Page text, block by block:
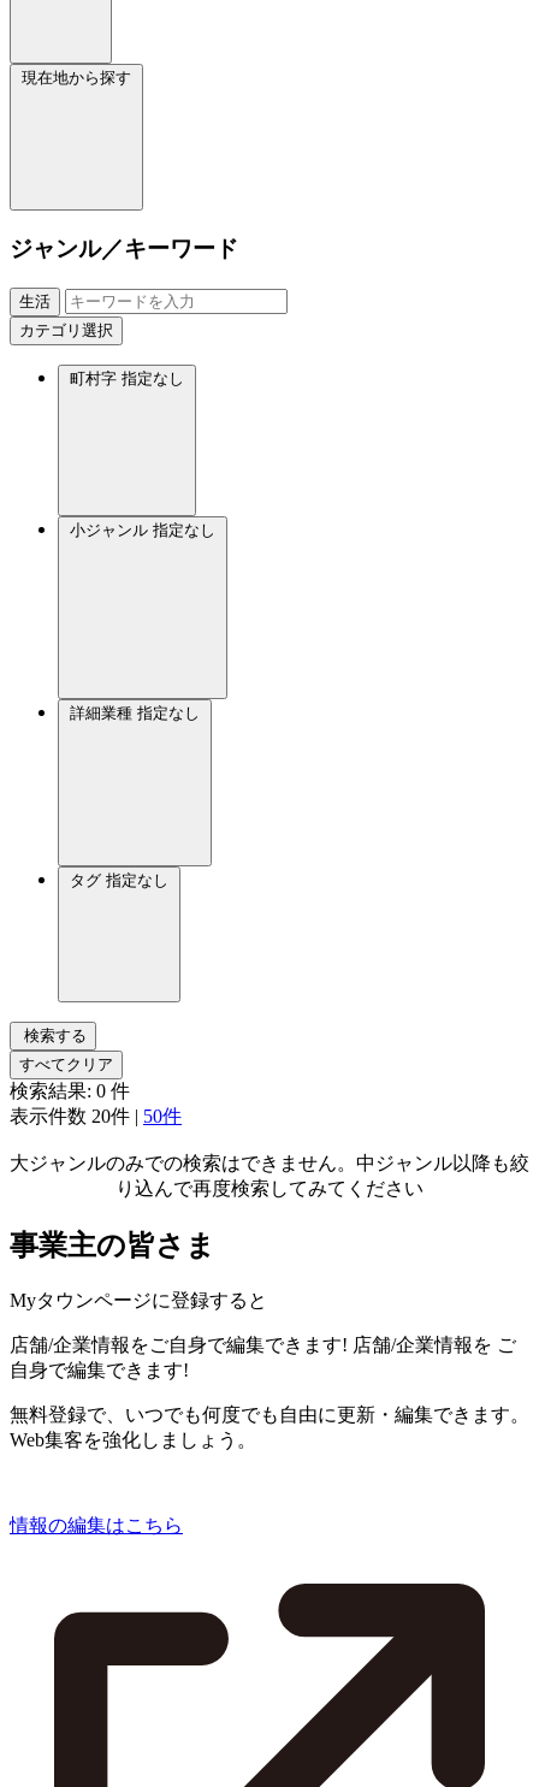
現在地から探す
ジャンル／キーワード
生活
カテゴリ選択
町村字 指定なし
小ジャンル 指定なし
詳細業種 指定なし
タグ 指定なし
検索する
すべてクリア
検索結果: 0 件
表示件数 20件 | 50件
大ジャンルのみでの検索はできません。中ジャンル以降も絞
り込んで再度検索してみてください
事業主の皆さま
Myタウンページに登録すると
店舗/企業情報をご自身で編集できます! 店舗/企業情報を ご
自身で編集できます!
無料登録で、いつでも何度でも自由に更新・編集できます。
Web集客を強化しましょう。
情報の編集はこちら